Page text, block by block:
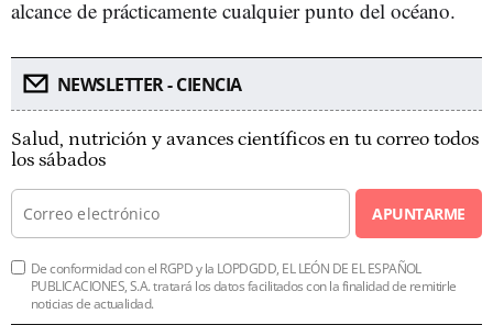
alcance de prácticamente cualquier punto del océano.
NEWSLETTER - CIENCIA
Salud, nutrición y avances científicos en tu correo todos
los sábados
APUNTARME
De conformidad con el RGPD y la LOPDGDD, EL LEÓN DE EL ESPAÑOL
PUBLICACIONES, S.A. tratará los datos facilitados con la finalidad de remitirle
noticias de actualidad.